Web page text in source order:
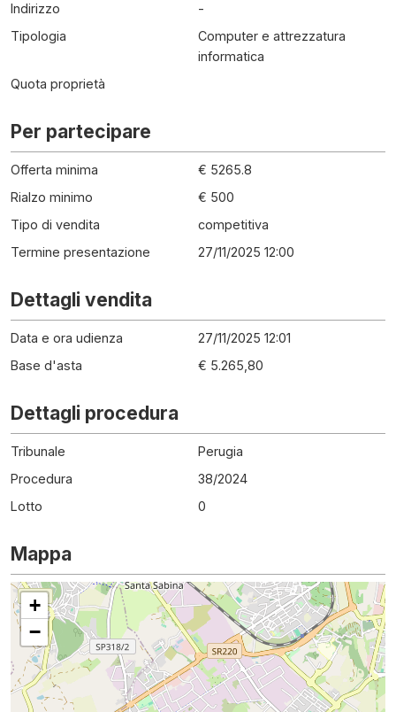
Indirizzo
-
Tipologia
Computer e attrezzatura
informatica
Quota proprietà
Per partecipare
Offerta minima
€ 5265.8
Rialzo minimo
€ 500
Tipo di vendita
competitiva
Termine presentazione
27/11/2025 12:00
Dettagli vendita
Data e ora udienza
27/11/2025 12:01
Base d'asta
€ 5.265,80
Dettagli procedura
Tribunale
Perugia
Procedura
38/2024
Lotto
0
Mappa
+
−